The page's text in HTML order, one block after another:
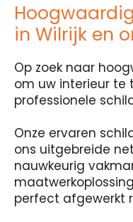
in Wilrijk en
Op zoek naar
om uw interieur te
professionele
Onze ervaren
ons uitgebreide
nauwkeurig
perfect afgewerkt